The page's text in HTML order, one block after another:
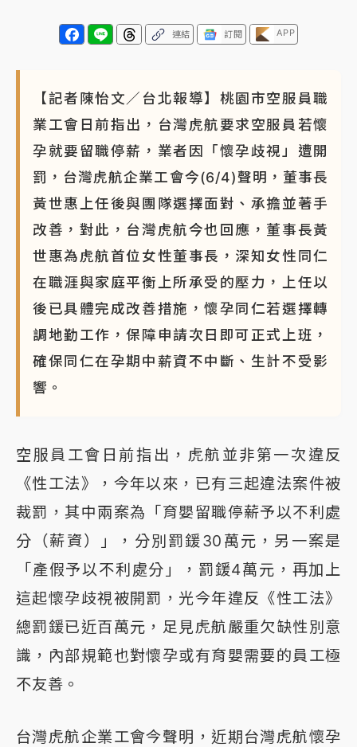
連結 訂閱 APP
【記者陳怡文／台北報導】桃園市空服員職
業工會日前指出，台灣虎航要求空服員若懷
孕就要留職停薪，業者因「懷孕歧視」遭開
罰，台灣虎航企業工會今(6/4)聲明，董事長
黃世惠上任後與團隊選擇面對、承擔並著手
改善，對此，台灣虎航今也回應，董事長黃
世惠為虎航首位女性董事長，深知女性同仁
在職涯與家庭平衡上所承受的壓力，上任以
後已具體完成改善措施，懷孕同仁若選擇轉
調地勤工作，保障申請次日即可正式上班，
確保同仁在孕期中薪資不中斷、生計不受影
響。
空服員工會日前指出，虎航並非第一次違反
《性工法》，今年以來，已有三起違法案件被
裁罰，其中兩案為「育嬰留職停薪予以不利處
分（薪資）」，分別罰鍰30萬元，另一案是
「產假予以不利處分」，罰鍰4萬元，再加上
這起懷孕歧視被開罰，光今年違反《性工法》
總罰鍰已近百萬元，足見虎航嚴重欠缺性別意
識，內部規範也對懷孕或有育嬰需要的員工極
不友善。
台灣虎航企業工會今聲明，近期台灣虎航懷孕